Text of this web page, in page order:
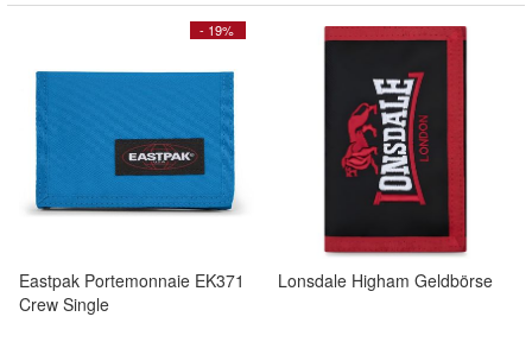
- 19%
Eastpak Portemonnaie EK371
Crew Single
Lonsdale Higham Geldbörse